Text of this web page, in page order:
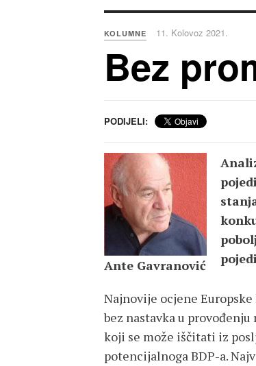
KOLUMNE 11. Kolovoz 2021.
Bez
PODIJELI:
Ante Gavranović
Najnovije ocjene
bez nastavka u
koji se može iščitati iz
potencijalnoga BDP-a.